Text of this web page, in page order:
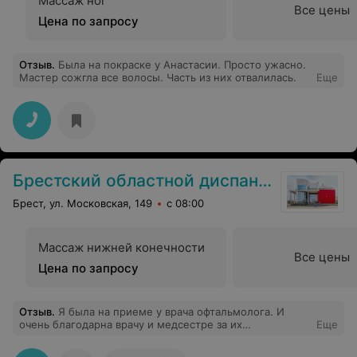
Цена по запросу
Все цены
Отзыв. Была на покраске у Анастасии. Просто ужасно.
Мастер сожгла все волосы. Часть из них отвалилась.
Еще
Брестский областной диспансер спортивной медицины
Брест, ул. Московская, 149 с 08:00
Массаж нижней конечности
Цена по запросу
Все цены
Отзыв. Я была на приеме у врача офтальмолога. И
очень благодарна врачу и медсестре за их
им большое за их труд.
Еще